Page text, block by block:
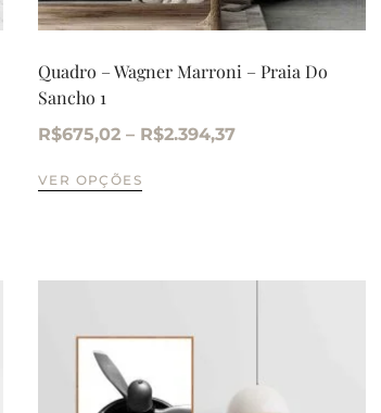
Quadro – Wagner Marroni – Praia Do
Sancho 1
R$675,02 – R$2.394,37
VER OPÇÕES